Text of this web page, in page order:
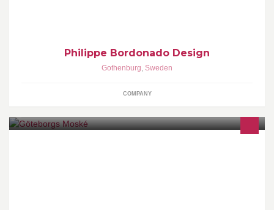
Philippe Bordonado Design
Gothenburg, Sweden
COMPANY